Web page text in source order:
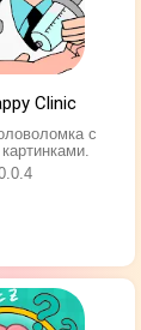
Clinic
с